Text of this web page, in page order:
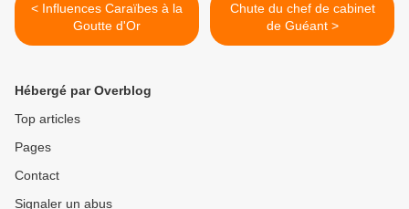
< Influences Caraïbes à la
Goutte d'Or
Chute du chef de cabinet
de Guéant >
Hébergé par Overblog
Top articles
Pages
Contact
Signaler un abus